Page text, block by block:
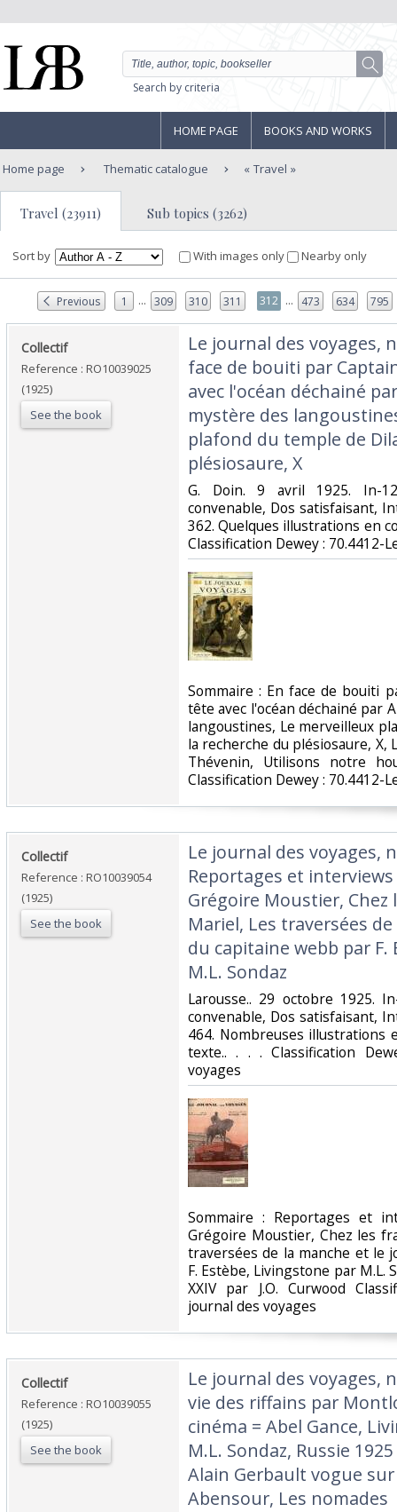
Search by criteria
HOME PAGE BOOKS AND WORKS
Home page Thematic catalogue Travel
Travel (23911) Sub topics (3262)
Sort by With images only Nearby only
Previous 1 ... 309 310 311 312 ... 473 634 795
‎Collectif‎
Reference : RO10039025
(1925)
See the book
‎Le journal des voyages,
face de bouiti par
avec l'océan déchainé
mystère des
plafond du temple de
plésiosaure, X‎
‎G. Doin. 9 avril 1925. In-
convenable, Dos satisfaisant,
362. Quelques illustrations en
Classification Dewey : 70.4412-
‎Sommaire : En face de bouiti
tête avec l'océan déchainé par
langoustines, Le merveilleux
la recherche du plésiosaure,
Thévenin, Utilisons notre
Classification Dewey : 70.4412-
‎Collectif‎
Reference : RO10039054
(1925)
See the book
‎Le journal des voyages,
Reportages et
Grégoire Moustier,
Mariel, Les traversées
du capitaine webb par
M.L. Sondaz‎
‎Larousse.. 29 octobre 1925.
convenable, Dos satisfaisant,
464. Nombreuses
texte.. . . . Classification
voyages‎
‎Sommaire : Reportages et
Grégoire Moustier, Chez les
traversées de la manche et le
F. Estèbe, Livingstone par M.L.
XXIV par J.O. Curwood
journal des voyages‎
‎Collectif‎
Reference : RO10039055
(1925)
See the book
‎Le journal des voyages,
vie des riffains par
cinéma = Abel Gance,
M.L. Sondaz, Russie
Alain Gerbault vogue
Abensour, Les nomades‎